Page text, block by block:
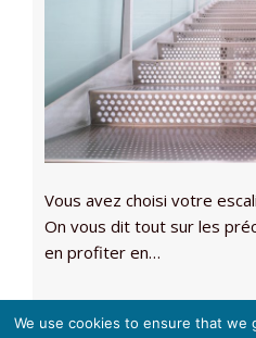
Vous avez choisi votre
On vous dit tout sur les
en profiter en…
We use cookies to ensure that we